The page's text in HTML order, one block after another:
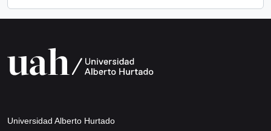
Universidad Alberto Hurtado